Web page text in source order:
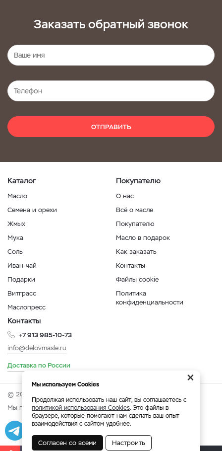
Заказать обратный звонок
ОТПРАВИТЬ
Каталог
Масло
Семена и орехи
Жмых
Мука
Соль
Иван-чай
Подарки
Витграсс
Маслопресс
Покупателю
О нас
Всё о масле
Покупателю
Масло в подарок
Как заказать
Контакты
Файлы cookie
Политика
конфиденциальности
Контакты
+7 913 985-10-73
info@delovmasle.ru
Доставка по России
© 2026 Интернет-магазин "Дело в масле".
Мы принимаем:
Разработка Веб-аналитика
×
Мы используем Cookies
Продолжая использовать наш сайт, вы соглашаетесь с
политикой использования Cookies. Это файлы в
браузере, которые помогают нам сделать ваш опыт
взаимодействия с сайтом удобнее.
Согласен со всеми Настроить